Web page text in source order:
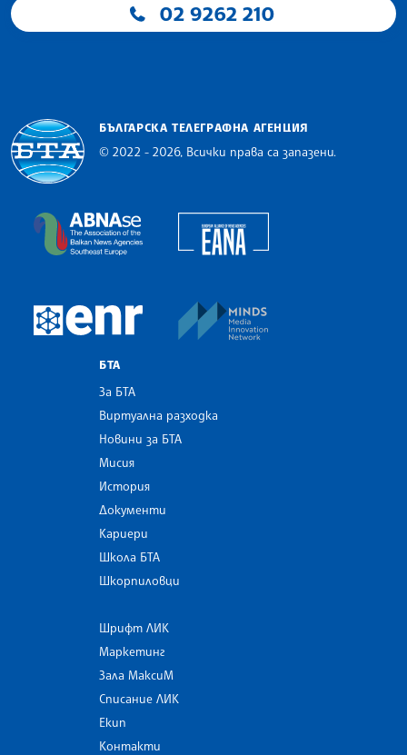
02 9262 210
БЪЛГАРСКА ТЕЛЕГРАФНА АГЕНЦИЯ
© 2022 - 2026, Всички права са запазени.
The Assocoation of the Balkan News Agencies
European Newsroom
БТА
За БТА
Виртуална разходка
Новини за БТА
Мисия
История
Документи
Кариери
Школа БТА
Шкорпиловци
Шрифт ЛИК
Маркетинг
Зала МаксиМ
Списание ЛИК
Екип
Контакти